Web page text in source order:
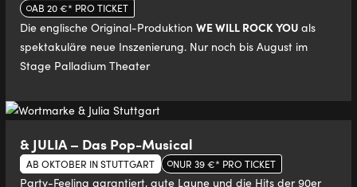
AB 20 €* PRO TICKET
Die englische Original-Produktion WE WILL ROCK YOU als
spektakuläre neue Inszenierung. Nur noch bis August im
Stage Palladium Theater
& JULIA – Das Pop-Musical
AB OKTOBER IN STUTTGART NUR 39 €* PRO TICKET
Party-Feeling garantiert, gute Laune und die Hits der 90er